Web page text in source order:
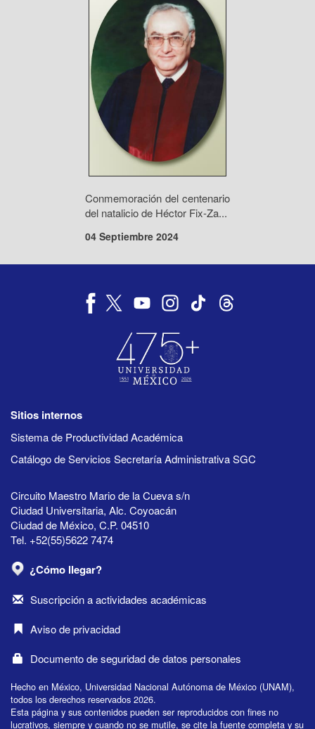
Conmemoración del centenario
del natalicio de Héctor Fix-Za...
04 Septiembre 2024
Sitios internos
Sistema de Productividad Académica
Catálogo de Servicios Secretaría Administrativa SGC
Circuito Maestro Mario de la Cueva s/n
Ciudad Universitaria, Alc. Coyoacán
Ciudad de México, C.P. 04510
Tel. +52(55)5622 7474
¿Cómo llegar?
Suscripción a actividades académicas
Aviso de privacidad
Documento de seguridad de datos personales
Hecho en México, Universidad Nacional Autónoma de México (UNAM),
todos los derechos reservados 2026.
Esta página y sus contenidos pueden ser reproducidos con fines no
lucrativos, siempre y cuando no se mutile, se cite la fuente completa y su